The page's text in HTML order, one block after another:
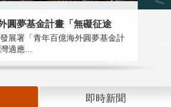
圓夢基金計畫「無礙征途
展署「青年百億海外圓夢基金計
適應...
即時新聞